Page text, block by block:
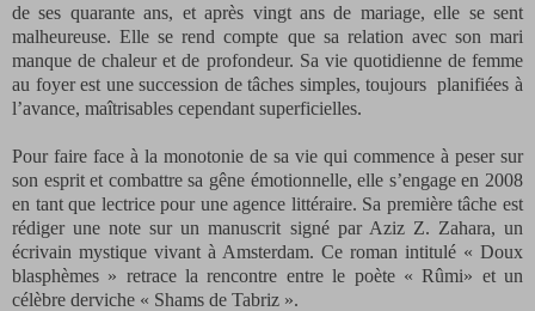
de ses quarante ans, et après vingt ans de mariage, elle se sent
malheureuse. Elle se rend compte que sa relation avec son mari
manque de chaleur et de profondeur. Sa vie quotidienne de femme
au foyer est une succession de tâches simples, toujours planifiées à
l’avance, maîtrisables cependant superficielles.
Pour faire face à la monotonie de sa vie qui commence à peser sur
son esprit et combattre sa gêne émotionnelle, elle s’engage en 2008
en tant que lectrice pour une agence littéraire. Sa première tâche est
rédiger une note sur un manuscrit signé par Aziz Z. Zahara, un
écrivain mystique vivant à Amsterdam. Ce roman intitulé « Doux
blasphèmes » retrace la rencontre entre le poète « Rûmi» et un
célèbre derviche « Shams de Tabriz ».